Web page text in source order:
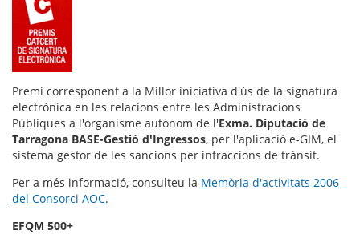
Premi corresponent a la Millor iniciativa d'ús de la signatura
electrònica en les relacions entre les Administracions
Públiques a l'organisme autònom de l'Exma. Diputació de
Tarragona BASE-Gestió d'Ingressos, per l'aplicació e-GIM, el
sistema gestor de les sancions per infraccions de trànsit.
Per a més informació, consulteu la Memòria d'activitats 2006
del Consorci AOC.
EFQM 500+